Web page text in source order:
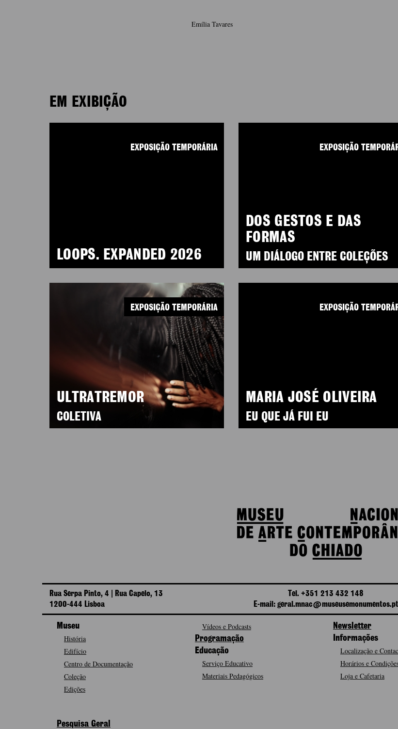
Emília Tavares
EM EXIBIÇÃO
LOOPS. EXPANDED 2026
EXPOSIÇÃO TEMPORÁRIA
DOS GESTOS E DAS
FORMAS
UM DIÁLOGO ENTRE COLEÇÕES
EXPOSIÇÃO
ULTRATREMOR
COLETIVA
EXPOSIÇÃO TEMPORÁRIA
MARIA JOSÉ OLIVEIRA
EU QUE JÁ FUI EU
EXPOSIÇÃO
Rua Serpa Pinto, 4 | Rua Capelo, 13
1200-444 Lisboa
Tel. +351 213 432 148
E-mail: geral.mnac@museusemonumentos.pt
Museu
História
Edifício
Centro de Documentação
Coleção
Edições
Vídeos e Podcasts
Programação
Educação
Serviço Educativo
Materiais Pedagógicos
Newsletter
Informações
Localização e
Horários e
Loja e Cafetaria
Pesquisa Geral